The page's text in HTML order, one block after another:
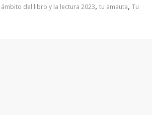
del libro y la lectura 2023, tu amauta, Tu